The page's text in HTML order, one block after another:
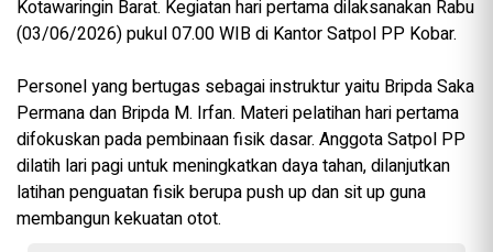
Kotawaringin Barat. Kegiatan hari pertama dilaksanakan Rabu
(03/06/2026) pukul 07.00 WIB di Kantor Satpol PP Kobar.
‎Personel yang bertugas sebagai instruktur yaitu Bripda Saka
Permana dan Bripda M. Irfan. Materi pelatihan hari pertama
difokuskan pada pembinaan fisik dasar. Anggota Satpol PP
dilatih lari pagi untuk meningkatkan daya tahan, dilanjutkan
latihan penguatan fisik berupa push up dan sit up guna
membangun kekuatan otot.